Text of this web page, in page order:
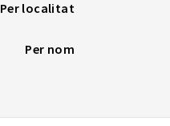
Per localitat
Per nom